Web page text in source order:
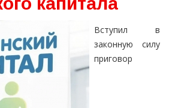
Вступил в
законную силу
приговор